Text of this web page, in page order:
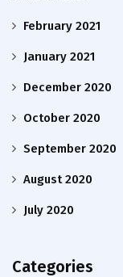
February 2021
January 2021
December 2020
October 2020
September 2020
August 2020
July 2020
Categories